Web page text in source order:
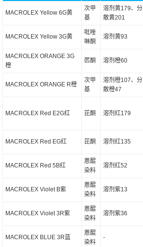
MACROLEX Yellow 6G黄
次甲
基
溶剂黄179、分
散黄201
MACROLEX Yellow 3G黄
吡唑
啉酮
溶剂黄93
MACROLEX ORANGE 3G
橙
苉酮 溶剂橙60
MACROLEX ORANGE R橙
次甲
基
溶剂橙107、分
散橙47
MACROLEX Red E2G红 芘酮 溶剂红179
MACROLEX Red EG红 芘酮 溶剂红135
MACROLEX Red 5B红
蒽醌
染料
溶剂红52
MACROLEX Violet B紫
蒽醌
染料
溶剂紫13
MACROLEX Violet 3R紫
蒽醌
染料
溶剂紫36
MACROLEX BLUE 3R蓝
蒽醌
染料
-